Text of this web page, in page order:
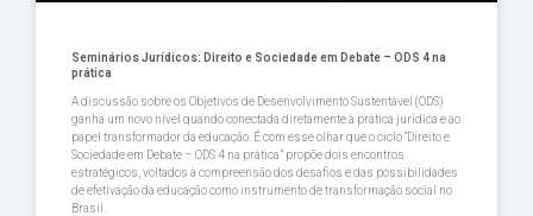
Seminários Jurídicos: Direito e Sociedade em Debate – ODS 4 na
prática
A discussão sobre os Objetivos de Desenvolvimento Sustentável (ODS)
ganha um novo nível quando conectada diretamente à prática jurídica e ao
papel transformador da educação. É com esse olhar que o ciclo “Direito e
Sociedade em Debate – ODS 4 na prática” propõe dois encontros
estratégicos, voltados à compreensão dos desafios e das possibilidades
de efetivação da educação como instrumento de transformação social no
Brasil.